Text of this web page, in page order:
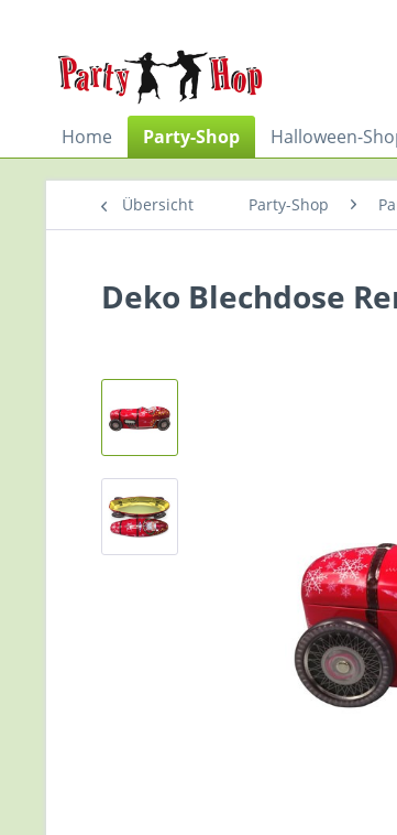
Home Party-Shop Halloween-
Übersicht Party-Shop
Deko Blechdose